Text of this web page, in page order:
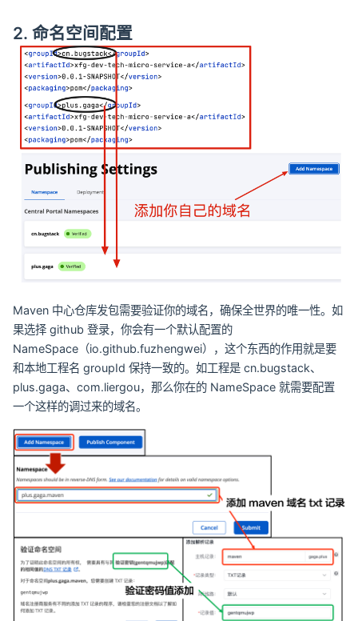
2. 命名空间配置
Maven 中心仓库发包需要验证你的域名，确保全世界的唯一性。如
果选择 github 登录，你会有一个默认配置的
NameSpace（io.github.fuzhengwei），这个东西的作用就是要
和本地工程名 groupId 保持一致的。如工程是 cn.bugstack、
plus.gaga、com.liergou，那么你在的 NameSpace 就需要配置
一个这样的调过来的域名。